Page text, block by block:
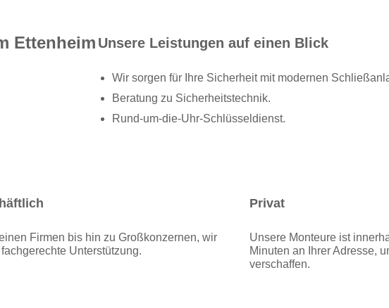
Ettenheim Unsere Leistungen auf einen Blick
Wir sorgen für Ihre Sicherheit mit modernen
Beratung zu Sicherheitstechnik.
Rund-um-die-Uhr-Schlüsseldienst.
Firmen bis hin zu Großkonzernen, wir
Unterstützung.
Privat
Unsere Monteure ist
Minuten an Ihrer Adresse,
verschaffen.